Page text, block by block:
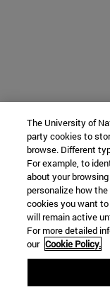
The University of
party cookies to
browse. Different
For example, to
about your
personalize how
cookies you want
will remain active
For more detailed
our Cookie Policy.